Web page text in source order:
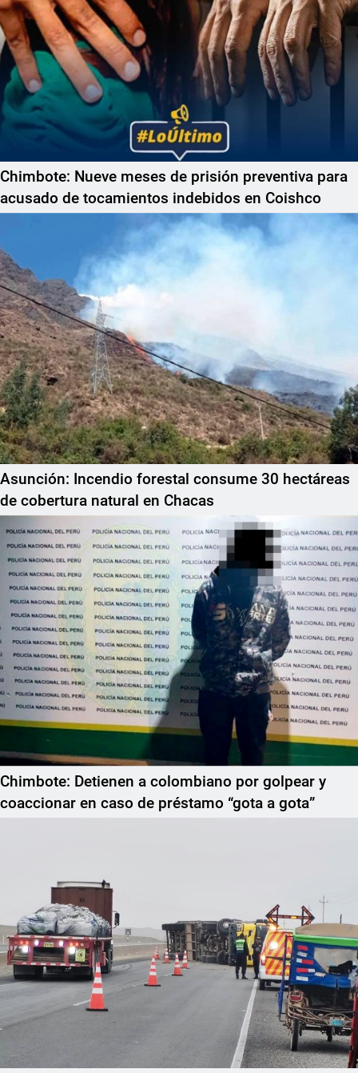
Chimbote: Nueve meses de prisión preventiva para
acusado de tocamientos indebidos en Coishco
Asunción: Incendio forestal consume 30 hectáreas
de cobertura natural en Chacas
Chimbote: Detienen a colombiano por golpear y
coaccionar en caso de préstamo “gota a gota”